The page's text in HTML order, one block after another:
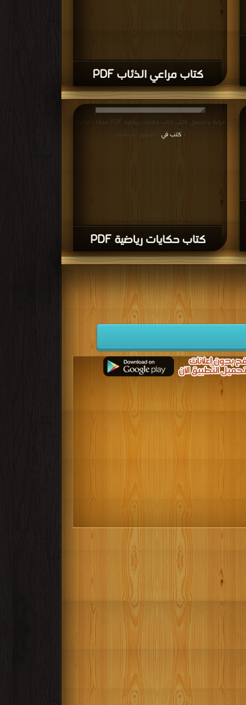
كتاب مراعي الذئاب PDF
كتاب حكايات رياضية PDF
قراءة و تحميل كتاب كتاب حكايات رياضية PDF مجانا | مكتبة
> كتب في | التحميل : مرة/مرات